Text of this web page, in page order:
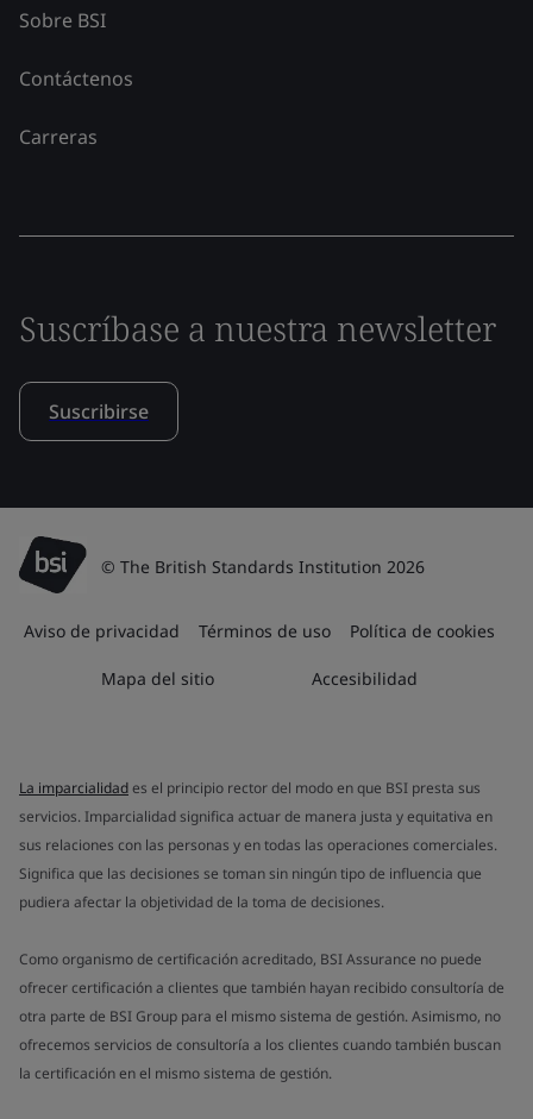
Sobre BSI
Contáctenos
Carreras
Suscríbase a nuestra newsletter
Suscribirse
© The British Standards Institution 2026
Aviso de privacidad Términos de uso Política de cookies
Mapa del sitio Accesibilidad
La imparcialidades el principio rector del modo en que BSI presta sus
servicios. Imparcialidad significa actuar de manera justa y equitativa en
sus relaciones con las personas y en todas las operaciones comerciales.
Significa que las decisiones se toman sin ningún tipo de influencia que
pudiera afectar la objetividad de la toma de decisiones.
Como organismo de certificación acreditado, BSI Assurance no puede
ofrecer certificación a clientes que también hayan recibido consultoría de
otra parte de BSI Group para el mismo sistema de gestión. Asimismo, no
ofrecemos servicios de consultoría a los clientes cuando también buscan
la certificación en el mismo sistema de gestión.